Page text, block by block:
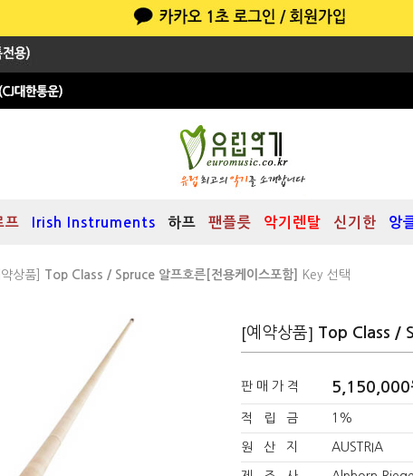
프 Irish Instruments 하프 팬플릇 악기렌탈 신기한 앙
상품] Top Class / Spruce 알프호른[전용케이스포함] Key 선택
[예약상품] Top Class /
판 매 가 격 5,150,000
적 립 금 1%
원 산 지 AUSTRIA